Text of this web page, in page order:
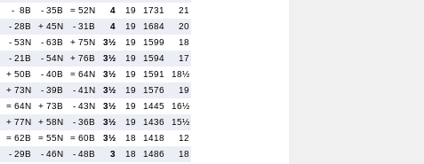
- 8B - 35B = 52N 4 19 1731
21
- 28B + 45N - 31B 4 19 1684
20
- 53N - 63B + 75N 3½ 19 1599
18
- 21B - 54N + 76B 3½ 19 1594
17
+ 50B - 40B = 64N 3½ 19 1591
18½
+ 73N - 39B - 41N 3½ 19 1576
19
= 64N + 73B - 43N 3½ 19 1445
16½
+ 77N + 58N - 36B 3½ 19 1436
15½
= 62B = 55N = 60B 3½ 18 1418
12
- 29B - 46N - 48B 3 18 1486
18